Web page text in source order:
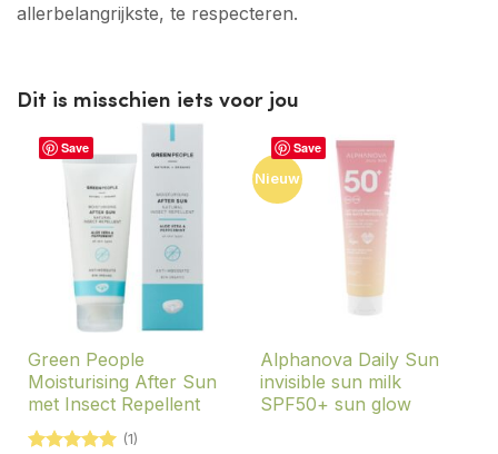
allerbelangrijkste, te respecteren.
Dit is misschien iets voor jou
Save
Green People
Moisturising After Sun
met Insect Repellent
(1)
Save
Nieuw
Alphanova Daily Sun
invisible sun milk
SPF50+ sun glow